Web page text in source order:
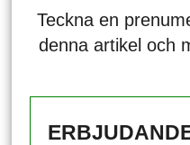
Teckna en
denna artikel och